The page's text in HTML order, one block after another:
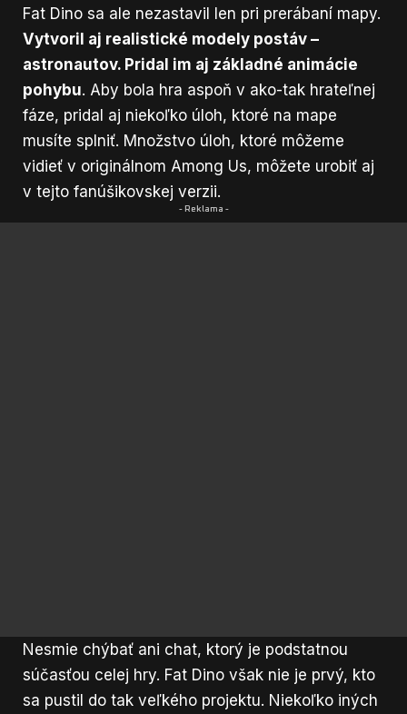
Fat Dino sa ale nezastavil len pri prerábaní mapy.
Vytvoril aj realistické modely postáv –
astronautov. Pridal im aj základné animácie
pohybu. Aby bola hra aspoň v ako-tak hrateľnej
fáze, pridal aj niekoľko úloh, ktoré na mape
musíte splniť. Množstvo úloh, ktoré môžeme
vidieť v originálnom Among Us, môžete urobiť aj
v tejto fanúšikovskej verzii.
- Reklama -
Nesmie chýbať ani chat, ktorý je podstatnou
súčasťou celej hry. Fat Dino však nie je prvý, kto
sa pustil do tak veľkého projektu. Niekoľko iných